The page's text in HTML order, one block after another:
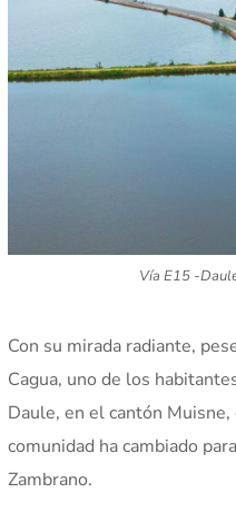
Vía E15 -
Con su mirada radiante,
Cagua, uno de los
Daule, en el cantón
comunidad ha cambiado
Zambrano.